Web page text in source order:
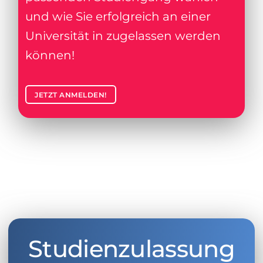
und wie Sie erfolgreich an einer
Universität in zugelassen werden
können!
JETZT ANMELDEN!
Studienzulassung